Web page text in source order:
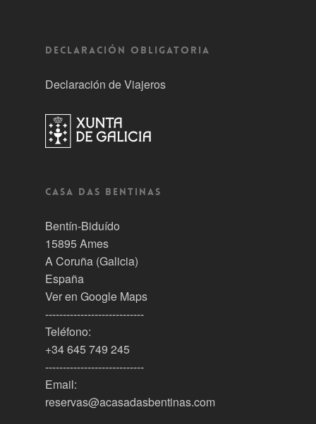
DECLARACIÓN OBLIGATORIA
Declaración de Viajeros
Casa Das Bentinas
Bentín-Biduído
15895 Ames
A Coruña (Galicia)
España
Ver en Google Maps
----------------------------
Teléfono:
+34 645 749 245
----------------------------
Email:
reservas@acasadasbentinas.com